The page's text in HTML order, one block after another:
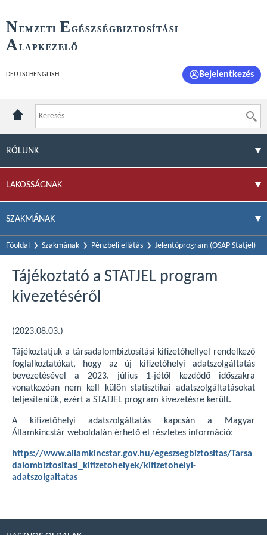
NEMZETI E GÉSZSÉGBIZTOSÍTÁSI
ALAPKEZELŐ
DEUTSCH ENGLISH Bejelentkezés
RÓLUNK
LAKOSSÁGNAK
SZAKMÁNAK
Főoldal Szakmának Pénzbeli ellátás Jelentőprogram (OSAP Statjel)
Tájékoztató a STATJEL program
kivezetéséről
(2023.08.03.)
Tájékoztatjuk a társadalombiztosítási kifizetőhellyel rendelkező
foglalkoztatókat, hogy az új kifizetőhelyi adatszolgáltatás
bevezetésével a 2023. július 1-jétől kezdődő időszakra
vonatkozóan nem kell külön statisztikai adatszolgáltatásokat
teljesíteniük, ezért a STATJEL program kivezetésre került.
A kifizetőhelyi adatszolgáltatás kapcsán a Magyar
Államkincstár weboldalán érhető el részletes információ:
https://www.allamkincstar.gov.hu/egeszsegbiztositas/Tarsa
dalombiztositasi_kifizetohelyek/kifizetohelyi-
adatszolgaltatas